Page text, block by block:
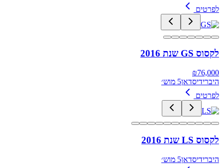
לפרטים
לקסוס GS שנת 2016
₪76,000
היברידיסדאן5 מוש׳
לפרטים
לקסוס LS שנת 2016
היברידיסדאן5 מוש׳